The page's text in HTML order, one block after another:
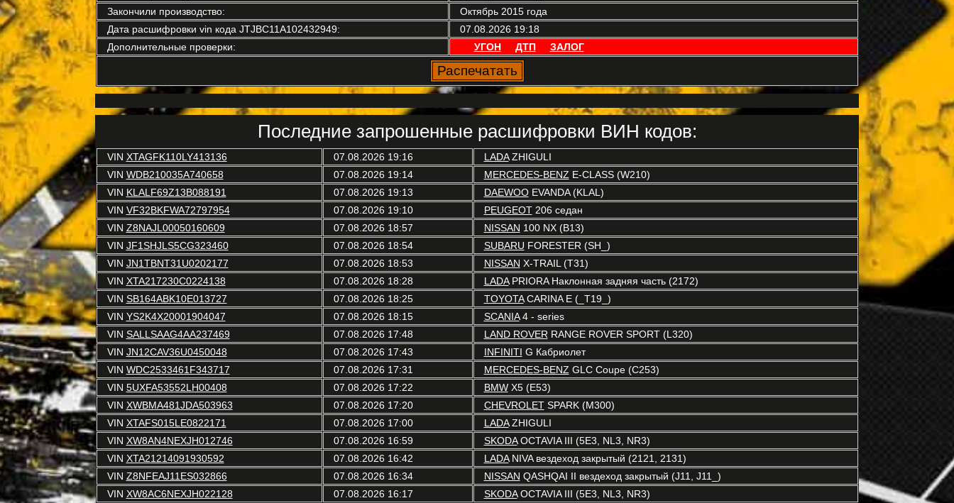
Закончили производство:
Октябрь 2015 года
Дата расшифровки vin кода JTJBC11A102432949:
07.08.2026 19:18
Дополнительные проверки:
УГОН ДТП ЗАЛОГ
Последние запрошенные расшифровки ВИН кодов:
VIN XTAGFK110LY413136 07.08.2026 19:16 LADAZHIGULI
VIN WDB210035A740658 07.08.2026 19:14 MERCEDES-BENZ E-CLASS (W210)
VIN KLALF69Z13B088191 07.08.2026 19:13 DAEWOOEVANDA (KLAL)
VIN VF32BKFWA72797954 07.08.2026 19:10 PEUGEOT206 седан
VIN Z8NAJL00050160609 07.08.2026 18:57 NISSAN 100 NX (B13)
VIN JF1SHJLS5CG323460 07.08.2026 18:54 SUBARU FORESTER (SH_)
VIN JN1TBNT31U0202177 07.08.2026 18:53 NISSAN X-TRAIL (T31)
VIN XTA217230C0224138 07.08.2026 18:28 LADAPRIORA Наклонная задняя часть (2172)
VIN SB164ABK10E013727 07.08.2026 18:25 TOYOTACARINA E (_T19_)
VIN YS2K4X20001904047 07.08.2026 18:15 SCANIA4 - series
VIN SALLSAAG4AA237469 07.08.2026 17:48 LAND ROVER RANGE ROVER SPORT (L320)
VIN JN12CAV36U0450048 07.08.2026 17:43 INFINITI G Кабриолет
VIN WDC2533461F343717 07.08.2026 17:31 MERCEDES-BENZ GLC Coupe (C253)
VIN 5UXFA53552LH00408 07.08.2026 17:22 BMWX5 (E53)
VIN XWBMA481JDA503963 07.08.2026 17:20 CHEVROLETSPARK (M300)
VIN XTAFS015LE0822171 07.08.2026 17:00 LADAZHIGULI
VIN XW8AN4NEXJH012746 07.08.2026 16:59 SKODAOCTAVIA III (5E3, NL3, NR3)
VIN XTA21214091930592 07.08.2026 16:42 LADANIVA вездеход закрытый (2121, 2131)
VIN Z8NFEAJ11ES032866 07.08.2026 16:34 NISSAN QASHQAI II вездеход закрытый (J11, J11_)
VIN XW8AC6NEXJH022128 07.08.2026 16:17 SKODAOCTAVIA III (5E3, NL3, NR3)